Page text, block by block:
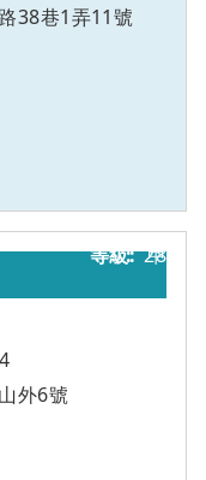
38巷1弄11號
28
外6號
甲